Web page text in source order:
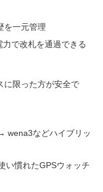
を一元管理
で改札を通過できる
に限った方が安全で
wena3などハイブリッ
い慣れたGPSウォッチ